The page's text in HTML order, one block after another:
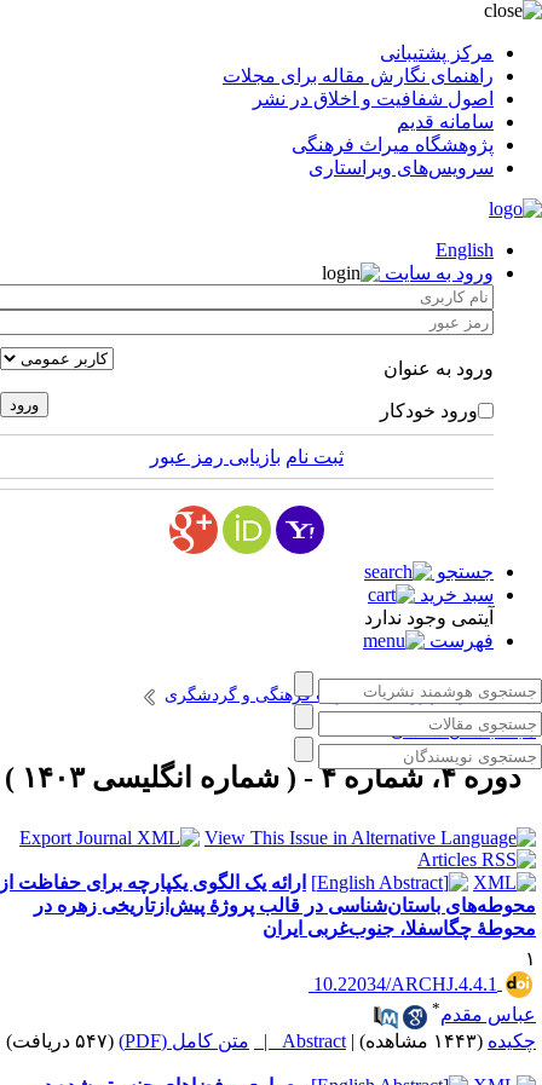
مرکز پشتیبانی
راهنمای نگارش مقاله برای مجلات
اصول شفافیت و اخلاق در نشر
سامانه قدیم
پژوهشگاه میراث فرهنگی
سرویس‌های ویراستاری
English
ورود به سایت
ورود به عنوان
ورود خودکار
ثبت نام بازیابی رمز عبور
جستجو
سبد خرید
آیتمی وجود ندارد
فهرست
انتشارات پژوهشگاه میراث فرهنگی و گردشگری
باستان شناسی
دوره ۴، شماره ۴ - ( شماره انگلیسی ۱۴۰۳ )
ارائه یک الگوی یکپارچه برای حفاظت از
باستان‌شناسی در قالب پروژۀ پیش‌ازتاریخی زهره در
چگاسفلا، جنوب‌غربی ایران
‎ 10.22034/ARCHJ.4.4.1
مقدم
(۱۴۴۳ مشاهده) |
Abstract | متن کامل (PDF) (۵۴۷ دریافت)